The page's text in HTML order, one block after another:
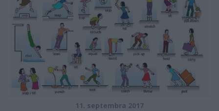
11. septembra 2017